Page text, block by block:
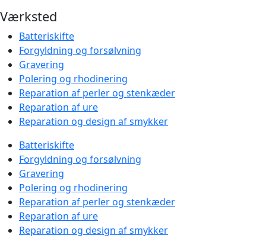
Værksted
Batteriskifte
Forgyldning og forsølvning
Gravering
Polering og rhodinering
Reparation af perler og stenkæder
Reparation af ure
Reparation og design af smykker
Batteriskifte
Forgyldning og forsølvning
Gravering
Polering og rhodinering
Reparation af perler og stenkæder
Reparation af ure
Reparation og design af smykker